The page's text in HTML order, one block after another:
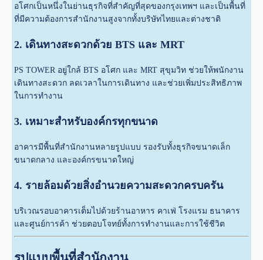
อโศกเป็นหนึ่งในย่านธุรกิจที่สำคัญที่สุดของกรุงเทพฯ และเป็นพื้นที่
ที่มีความต้องการสำนักงานสูงจากทั้งบริษัทไทยและต่างชาติ
2. เดินทางสะดวกด้วย BTS และ MRT
PS TOWER อยู่ใกล้ BTS อโศก และ MRT สุขุมวิท ช่วยให้พนักงาน
เดินทางสะดวก ลดเวลาในการเดินทาง และช่วยเพิ่มประสิทธิภาพ
ในการทำงาน
3. เหมาะสำหรับองค์กรทุกขนาด
อาคารมีพื้นที่สำนักงานหลายรูปแบบ รองรับทั้งธุรกิจขนาดเล็ก
ขนาดกลาง และองค์กรขนาดใหญ่
4. รายล้อมด้วยสิ่งอำนวยความสะดวกครบครัน
บริเวณรอบอาคารเต็มไปด้วยร้านอาหาร คาเฟ่ โรงแรม ธนาคาร
และศูนย์การค้า ช่วยตอบโจทย์ทั้งการทำงานและการใช้ชีวิต